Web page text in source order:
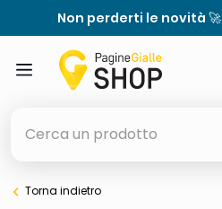
Non perderti le novità 🚀
Torna indietro